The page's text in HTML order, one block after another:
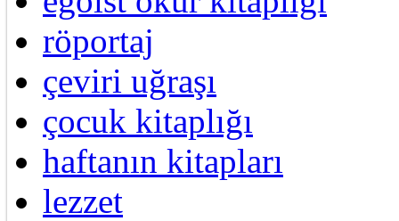
röportaj
çeviri uğraşı
çocuk kitaplığı
haftanın kitapları
lezzet